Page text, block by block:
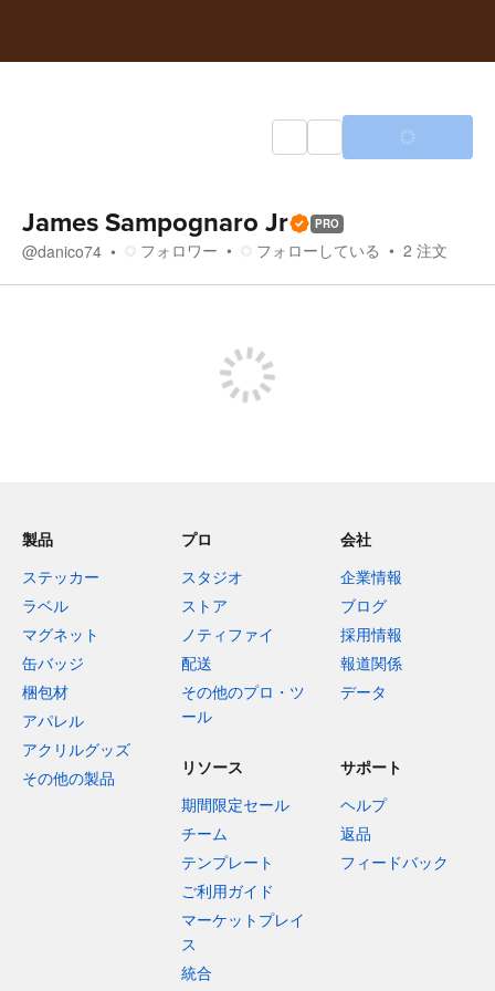
James Sampognaro Jr PRO
@danico74 フォロワー フォローしている 2 注文
製品
ステッカー
ラベル
マグネット
缶バッジ
梱包材
アパレル
アクリルグッズ
その他の製品
プロ
スタジオ
ストア
ノティファイ
配送
その他のプロ・ツ
ール
会社
企業情報
ブログ
採用情報
報道関係
データ
リソース
期間限定セール
チーム
テンプレート
ご利用ガイド
マーケットプレイ
ス
統合
サポート
ヘルプ
返品
フィードバック